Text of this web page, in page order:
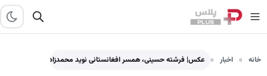
خانه اخبار عکس| فرشته حسینی، همسر افغانستانی نوید محمدزاده با مردی غریبه…